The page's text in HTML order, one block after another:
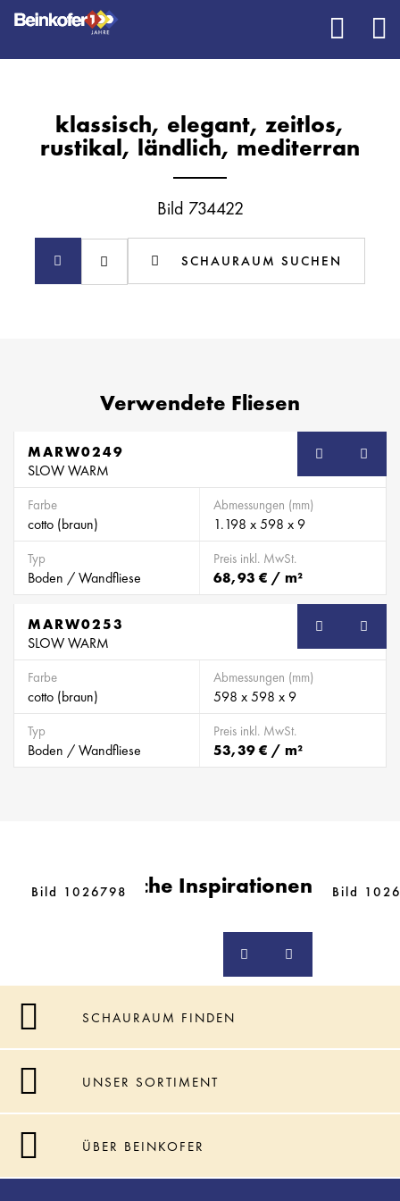
klassisch, elegant, zeitlos,
rustikal, ländlich, mediterran
Bild 734422
SCHAURAUM SUCHEN
Verwendete Fliesen
SB
MARW0249
SLOW WARM
Farbe
cotto (braun)
Abmessungen (mm)
1.198 x 598 x 9
Typ
Boden / Wandfliese
Preis inkl. MwSt.
68,93 € / m²
SB
MARW0253
SLOW WARM
Farbe
cotto (braun)
Abmessungen (mm)
598 x 598 x 9
Typ
Boden / Wandfliese
Preis inkl. MwSt.
53,39 € / m²
Ähnliche Inspirationen
Bild 1026798 Bild
SCHAURAUM FINDEN
UNSER SORTIMENT
ÜBER BEINKOFER